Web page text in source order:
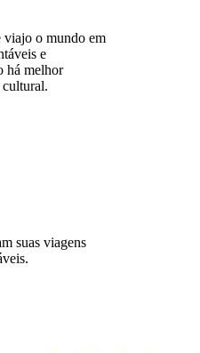
viajo o mundo em
e
há melhor
cultural.
suas viagens